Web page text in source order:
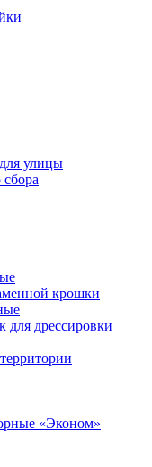
улицы
крошки
для дрессировки
«Эконом»